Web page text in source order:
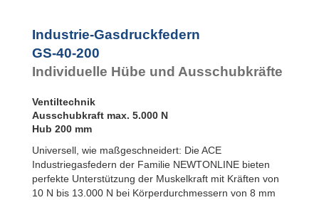
Industrie-Gasdruckfedern
GS-40-200
Individuelle Hübe und Ausschubkräfte
Ventiltechnik
Ausschubkraft max. 5.000 N
Hub 200 mm
Universell, wie maßgeschneidert: Die ACE
Industriegasfedern der Familie NEWTONLINE bieten
perfekte Unterstützung der Muskelkraft mit Kräften von
10 N bis 13.000 N bei Körperdurchmessern von 8 mm